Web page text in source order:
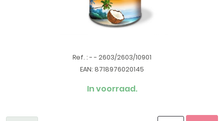
Ref. : - - 2603/2603/10901
EAN: 8718976020145
In voorraad.